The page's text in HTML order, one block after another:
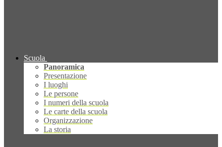
Scuola
Panoramica
Presentazione
I luoghi
Le persone
I numeri della scuola
Le carte della scuola
Organizzazione
La storia